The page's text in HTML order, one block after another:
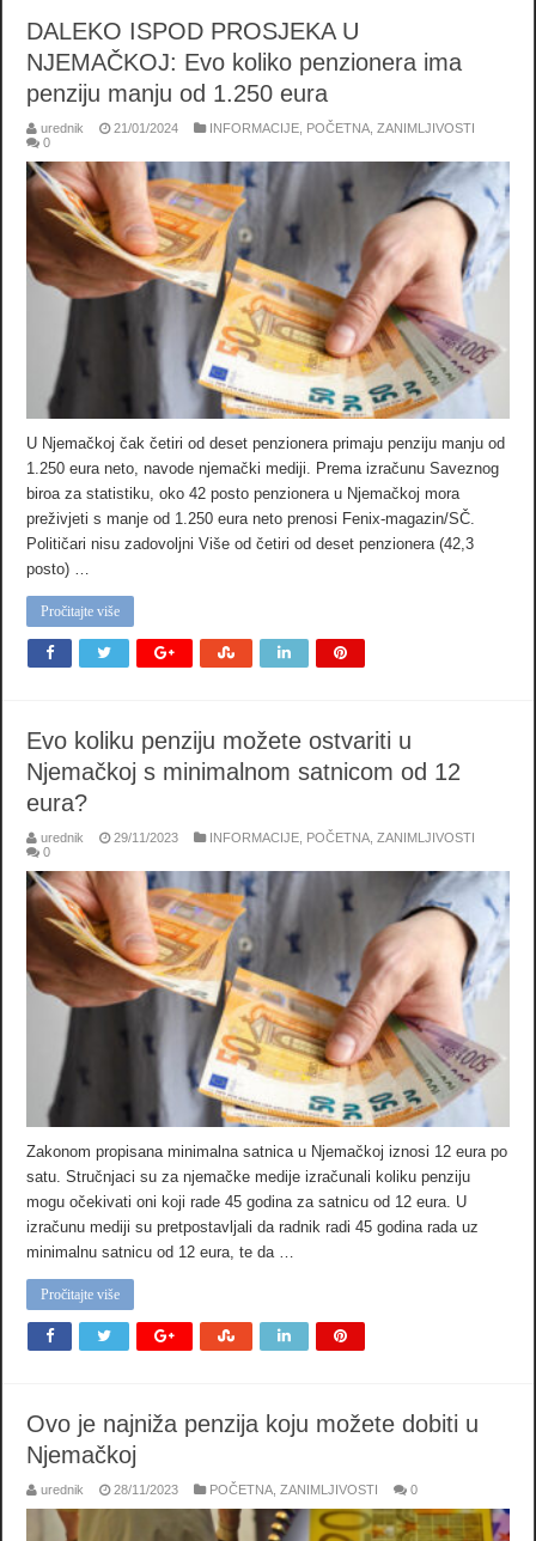
DALEKO ISPOD PROSJEKA U
NJEMAČKOJ: Evo koliko penzionera ima
penziju manju od 1.250 eura
urednik 21/01/2024 INFORMACIJE POČETNA ,ZANIMLJIVOSTI
0
U Njemačkoj čak četiri od deset penzionera primaju penziju manju od
1.250 eura neto, navode njemački mediji. Prema izračunu Saveznog
biroa za statistiku, oko 42 posto penzionera u Njemačkoj mora
preživjeti s manje od 1.250 eura neto prenosi Fenix-magazin/SČ.
Političari nisu zadovoljni Više od četiri od deset penzionera (42,3
posto) …
Pročitajte više
Evo koliku penziju možete ostvariti u
Njemačkoj s minimalnom satnicom od 12
eura?
urednik 29/11/2023 INFORMACIJE POČETNA ,ZANIMLJIVOSTI
0
Zakonom propisana minimalna satnica u Njemačkoj iznosi 12 eura po
satu. Stručnjaci su za njemačke medije izračunali koliku penziju
mogu očekivati oni koji rade 45 godina za satnicu od 12 eura. U
izračunu mediji su pretpostavljali da radnik radi 45 godina rada uz
minimalnu satnicu od 12 eura, te da …
Pročitajte više
Ovo je najniža penzija koju možete dobiti u
Njemačkoj
urednik 28/11/2023 POČETNA ,ZANIMLJIVOSTI 0